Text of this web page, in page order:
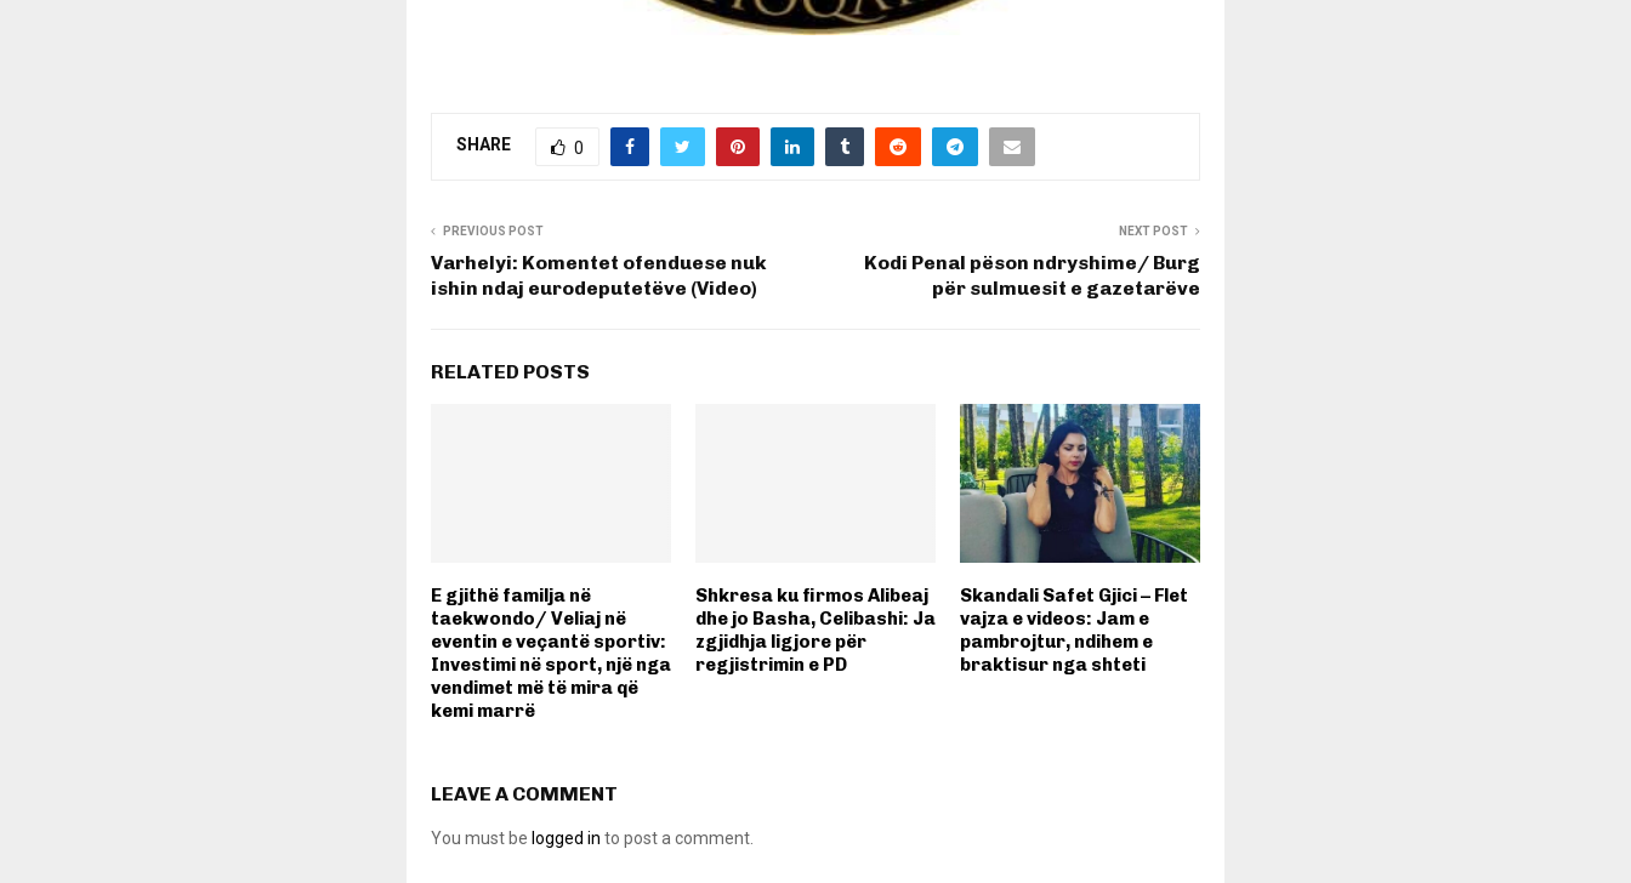
SHARE 0
PREVIOUS POST
Varhelyi: Komentet ofenduese nuk
ishin ndaj eurodeputetëve (Video)
NEXT POST
Kodi Penal pëson ndryshime/ Burg
për sulmuesit e gazetarëve
RELATED POSTS
E gjithë familja në
taekwondo/ Veliaj në
eventin e veçantë sportiv:
Investimi në sport, një nga
vendimet më të mira që
kemi marrë
Shkresa ku firmos Alibeaj
dhe jo Basha, Celibashi: Ja
zgjidhja ligjore për
regjistrimin e PD
Skandali Safet Gjici – Flet
vajza e videos: Jam e
pambrojtur, ndihem e
braktisur nga shteti
LEAVE A COMMENT
You must be logged in to post a comment.